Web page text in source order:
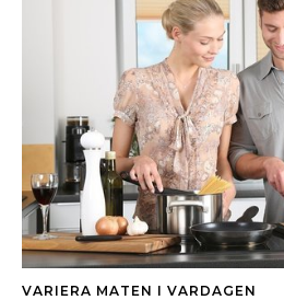
VARIERA MATEN I VARDAGEN